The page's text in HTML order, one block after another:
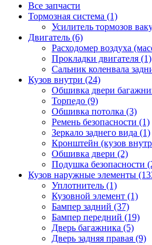
Все запчасти
Тормозная система (1)
Усилитель тормозов
Двигатель (6)
Расходомер воздуха
Прокладки двигателя (1)
Сальник коленвала
Кузов внутри (24)
Обшивка двери
Торпедо (9)
Обшивка потолка (3)
Ремень безопасности (1)
Зеркало заднего вида (1)
Кронштейн (кузов
Обшивка двери (2)
Подушка безопасности
Кузов наружные элементы
Уплотнитель (1)
Кузовной элемент (1)
Бампер задний (37)
Бампер передний (19)
Дверь багажника (5)
Дверь задняя правая (9)